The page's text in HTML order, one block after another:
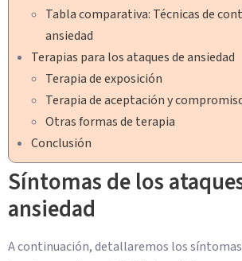
Tabla comparativa: Técnicas de
ansiedad
Terapias para los ataques de ansiedad
Terapia de exposición
Terapia de aceptación y
Otras formas de terapia
Conclusión
Síntomas de los
ansiedad
A continuación, detallaremos los síntomas